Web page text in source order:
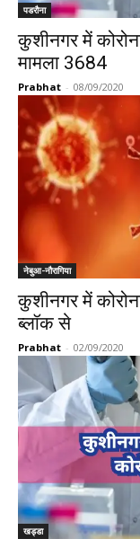
पडरौना
कुशीनगर में
मामला 3684
Prabhat - 08/09/2020
नेबुआ-नौरागिया
कुशीनगर में
ब्लॉक से
Prabhat - 02/09/2020
खड्डा